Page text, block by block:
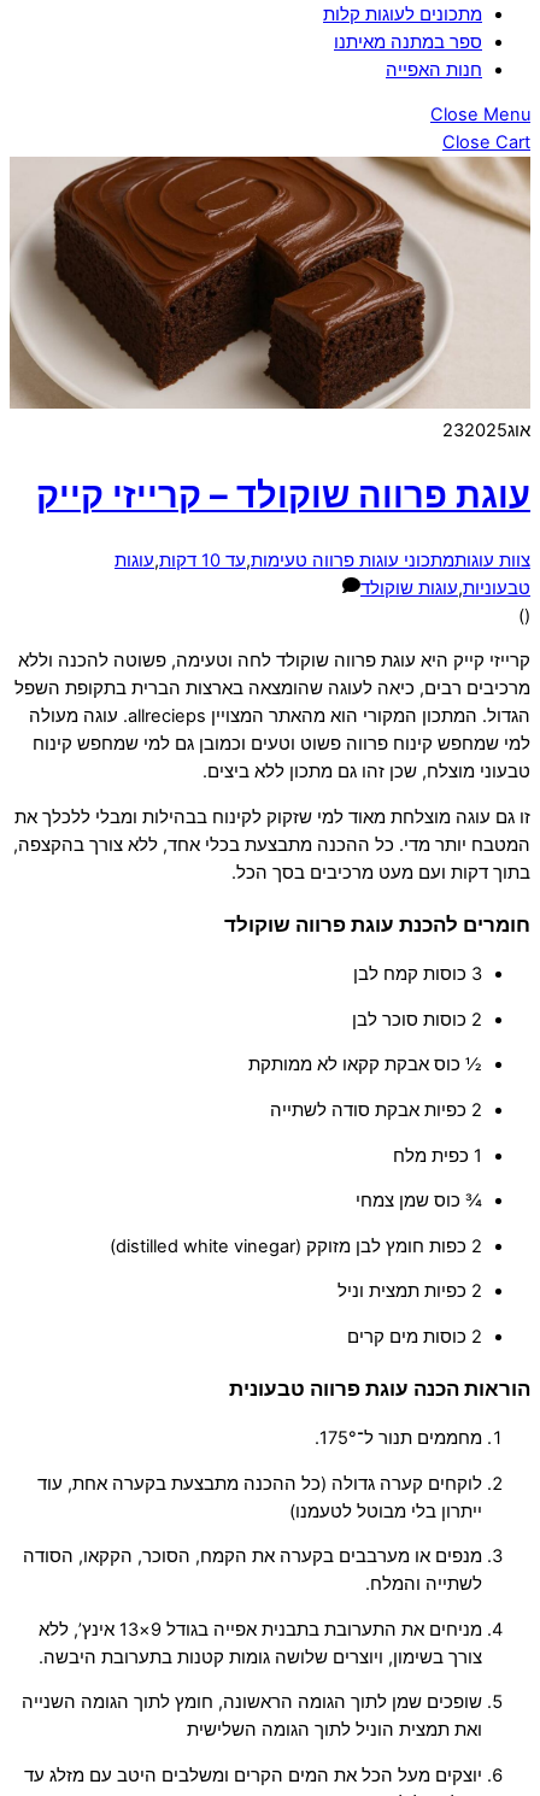
מתכונים לעוגות קלות
ספר במתנה מאיתנו
חנות האפייה
Close Menu
Close Cart
אוג 232025
עוגת פרווה שוקולד – קרייזי קייק
צוות עוגותמתכוני עוגות פרווה טעימות,עד 10 דקות ,עוגות
טבעוניות,עוגות שוקולד
(
)
קרייזי קייק היא עוגת פרווה שוקולד לחה וטעימה, פשוטה להכנה וללא
מרכיבים רבים, כיאה לעוגה שהומצאה בארצות הברית בתקופת השפל
הגדול. המתכון המקורי הוא מהאתר המצויין allrecieps. עוגה מעולה
למי שמחפש קינוח פרווה פשוט וטעים וכמובן גם למי שמחפש קינוח
טבעוני מוצלח, שכן זהו גם מתכון ללא ביצים.
זו גם עוגה מוצלחת מאוד למי שזקוק לקינוח בבהילות ומבלי ללכלך את
המטבח יותר מדי. כל ההכנה מתבצעת בכלי אחד, ללא צורך בהקצפה,
בתוך דקות ועם מעט מרכיבים בסך הכל.
חומרים להכנת עוגת פרווה שוקולד
3 כוסות קמח לבן
2 כוסות סוכר לבן
½ כוס אבקת קקאו לא ממותקת
2 כפיות אבקת סודה לשתייה
1 כפית מלח
¾ כוס שמן צמחי
2 כפות חומץ לבן מזוקק (distilled white vinegar)
2 כפיות תמצית וניל
2 כוסות מים קרים
הוראות הכנה עוגת פרווה טבעונית
מחממים תנור ל־175°.
לוקחים קערה גדולה (כל ההכנה מתבצעת בקערה אחת, עוד
ייתרון בלי מבוטל לטעמנו)
מנפים או מערבבים בקערה את הקמח, הסוכר, הקקאו, הסודה
לשתייה והמלח.
מניחים את התערובת בתבנית אפייה בגודל 9×13 אינץ’, ללא
צורך בשימון, ויוצרים שלושה גומות קטנות בתערובת היבשה.
שופכים שמן לתוך הגומה הראשונה, חומץ לתוך הגומה השנייה
ואת תמצית הוניל לתוך הגומה השלישית
יוצקים מעל הכל את המים הקרים ומשלבים היטב עם מזלג עד